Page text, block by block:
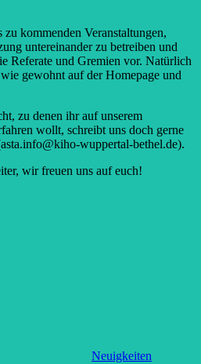
kommenden Veranstaltungen,
untereinander zu betreiben und
Referate und Gremien vor. Natürlich
gewohnt auf der Homepage und
zu denen ihr auf unserem
wollt, schreibt uns doch gerne
wuppertal-bethel.de).
wir freuen uns auf euch!
Neuigkeiten